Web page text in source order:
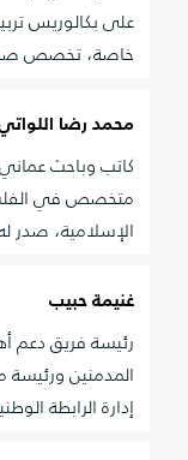
على بكالوريس
خاصة، تخصص
وملتقى قوافي
الأماسي، ترجم
شعراء الأحساء
محمد رضا
كاتب وباحث عماني
متخصص في
الإسلامية، صدر
الصديقيين"، وله
صوفي"،
يستعرض فيه
وأهم إنجازاتها
غنيمة حبيب
رئيسة فريق دعم
المدمنين
إدارة الرابطة